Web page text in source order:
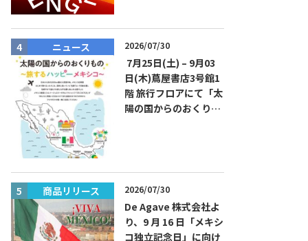
無料！
ニュース 2026/07/30
7月25日(土) – 9月03
日(木)蔦屋書店3号館1
階 旅行フロアにて「太
陽の国からのおくりも
商品リリース 2026/07/30
De Agave 株式会社よ
り、9 月 16 日「メキシ
コ独立記念日」に向け